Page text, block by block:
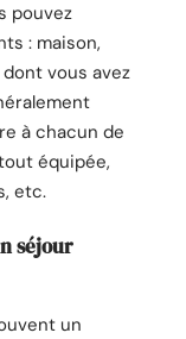
pouvez
: maison,
vous avez
à chacun de
équipée,
etc.
séjour
un